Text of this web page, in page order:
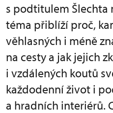
s podtitulem Šlechta
téma přiblíží proč,
věhlasných i méně
na cesty a jak jejich
i vzdálených koutů
každodenní život i
a hradních interiérů.